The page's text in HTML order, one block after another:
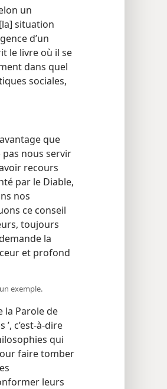
un
situation
d’un
le livre où il se
dans quel
sociales,
que
pas nous servir
recours
par le Diable,
nos
ce conseil
toujours
la
et profond
exemple.
la Parole de
c’est-à-dire
qui
faire tomber
leurs